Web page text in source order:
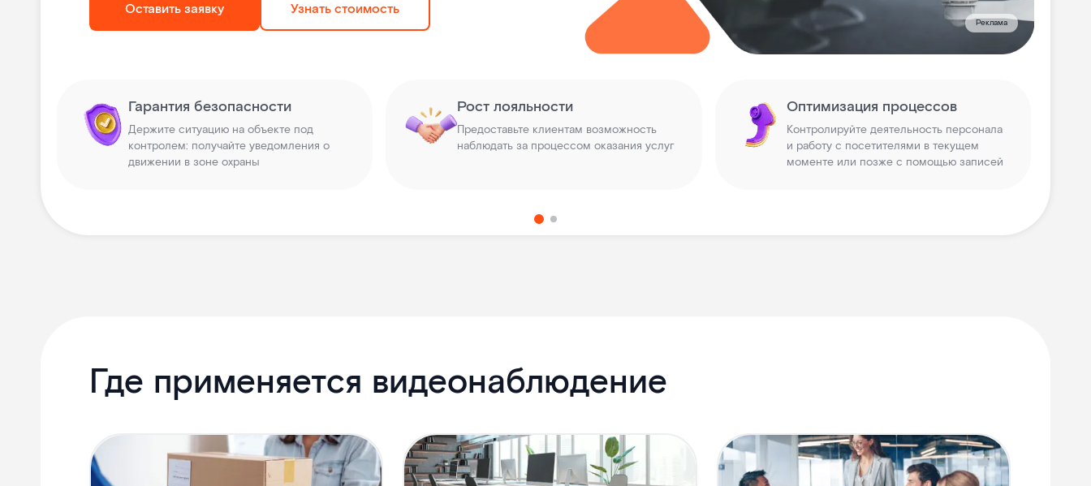
Оставить заявку Узнать стоимость
Реклама
Гарантия безопасности
Держите ситуацию на объекте под
контролем: получайте уведомления о
движении в зоне охраны
Рост лояльности
Предоставьте клиентам возможность
наблюдать за процессом оказания услуг
Оптимизация процессов
Контролируйте деятельность персонала
и работу с посетителями в текущем
моменте или позже с помощью записей
Где применяется видеонаблюдение